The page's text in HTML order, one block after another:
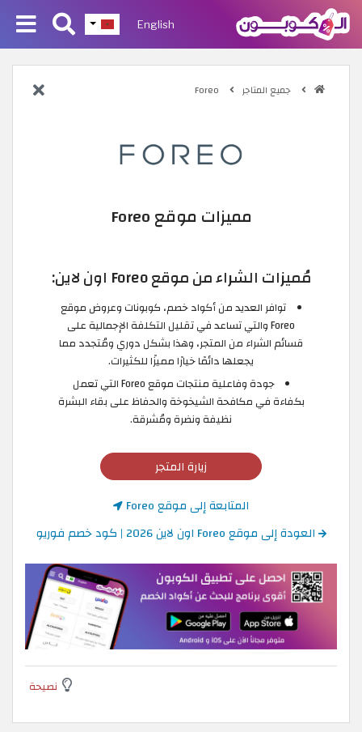
English
جميع المتاجر
مميزات موقع Foreo
مُميزات الشراء من موقع Foreo اون لاين:
توافر العديد من أكواد خصم، كوبونات وعروض موقع
Foreo والتي تساعد في تقليل التكلفة الإجمالية على
قسائم الشراء من المتجر، وهذا بشكل دوري ومُتجدد مما
يجعلها دائمًا خيارًا مميزًا للكثيرات.
جودة وفاعلية منتجات موقع Foreo التي تعمل
بكفاءة في مكافحة الشيخوخة والحفاظ على بقاء البشرة
نظيفة ونضرة ومُشرقة.
زيارة المتجر
المتابعة إلى موقع Foreo
العودة إلى موقع Foreo اون لاين 2026 | كود خصم فوريو
نصيحة